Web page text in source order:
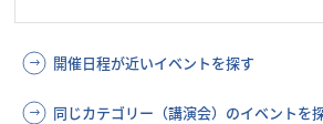
開催日程が近いイベントを探す
同じカテゴリー（講演会）のイベントを